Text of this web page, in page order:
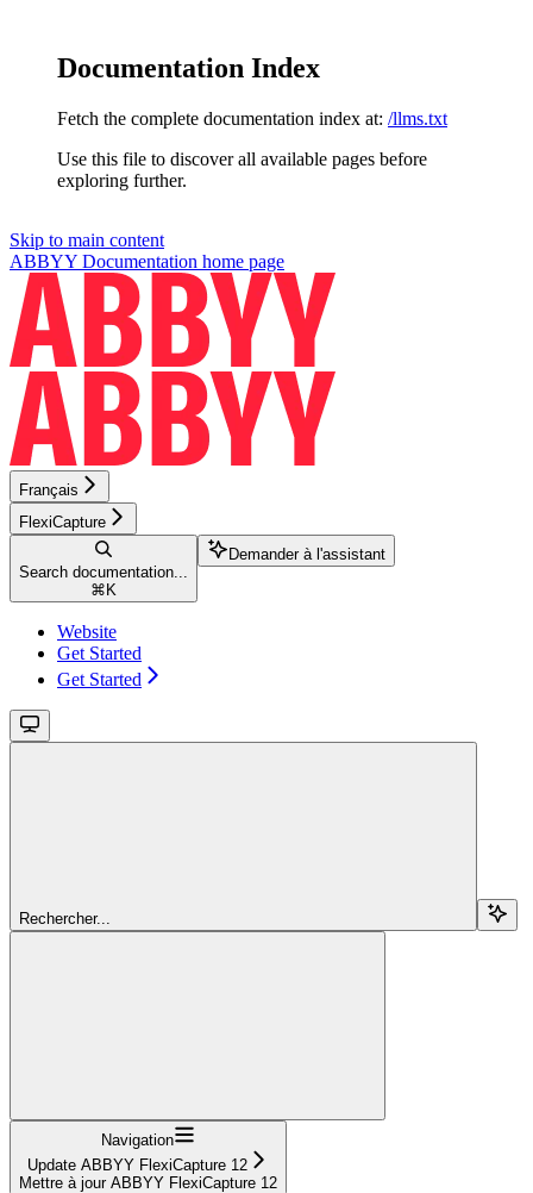
Documentation Index
Fetch the complete documentation index at: /llms.txt
Use this file to discover all available pages before
exploring further.
Skip to main content
ABBYY Documentation home page
Français
FlexiCapture
Search documentation...
⌘ K
Demander à l'assistant
Website
Get Started
Get Started
Rechercher...
Navigation
Update ABBYY FlexiCapture 12
Mettre à jour ABBYY FlexiCapture 12